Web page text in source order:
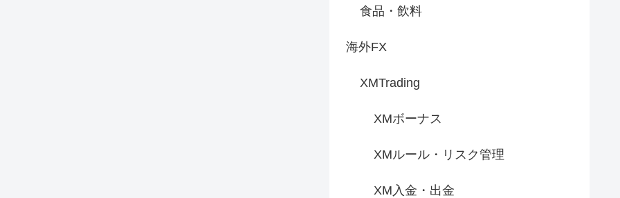
食品・飲料
海外FX
XMTrading
XMボーナス
XMルール・リスク管理
XM入金・出金